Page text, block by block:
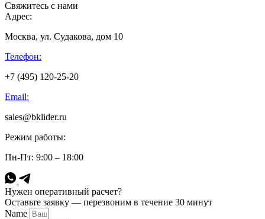
Свяжитесь с нами
Адрес:
Москва, ул. Судакова, дом 10
Телефон:
+7 (495) 120-25-20
Email:
sales@bklider.ru
Режим работы:
Пн-Пт: 9:00 – 18:00
Нужен оперативный расчет?
Оставьте заявку — перезвоним в течение 30 минут
Name